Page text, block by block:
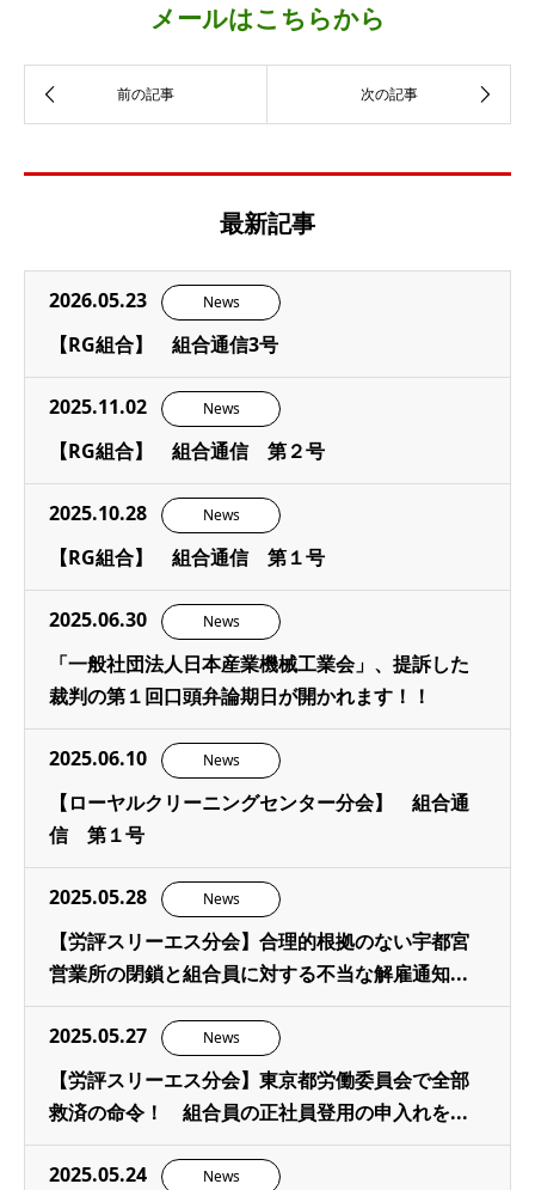
メールはこちらから
最新記事
2026.05.23 News
【RG組合】 組合通信3号
2025.11.02 News
【RG組合】 組合通信 第２号
2025.10.28 News
【RG組合】 組合通信 第１号
2025.06.30 News
「一般社団法人日本産業機械工業会」、提訴した
裁判の第１回口頭弁論期日が開かれます！！
2025.06.10 News
【ローヤルクリーニングセンター分会】 組合通
信 第１号
2025.05.28 News
【労評スリーエス分会】合理的根拠のない宇都宮
営業所の閉鎖と組合員に対する不当な解雇通知...
2025.05.27 News
【労評スリーエス分会】東京都労働委員会で全部
救済の命令！ 組合員の正社員登用の申入れを...
2025.05.24 News